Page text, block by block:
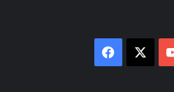
Facebook